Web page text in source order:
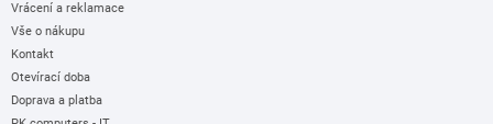
Vrácení a reklamace
Vše o nákupu
Kontakt
Otevírací doba
Doprava a platba